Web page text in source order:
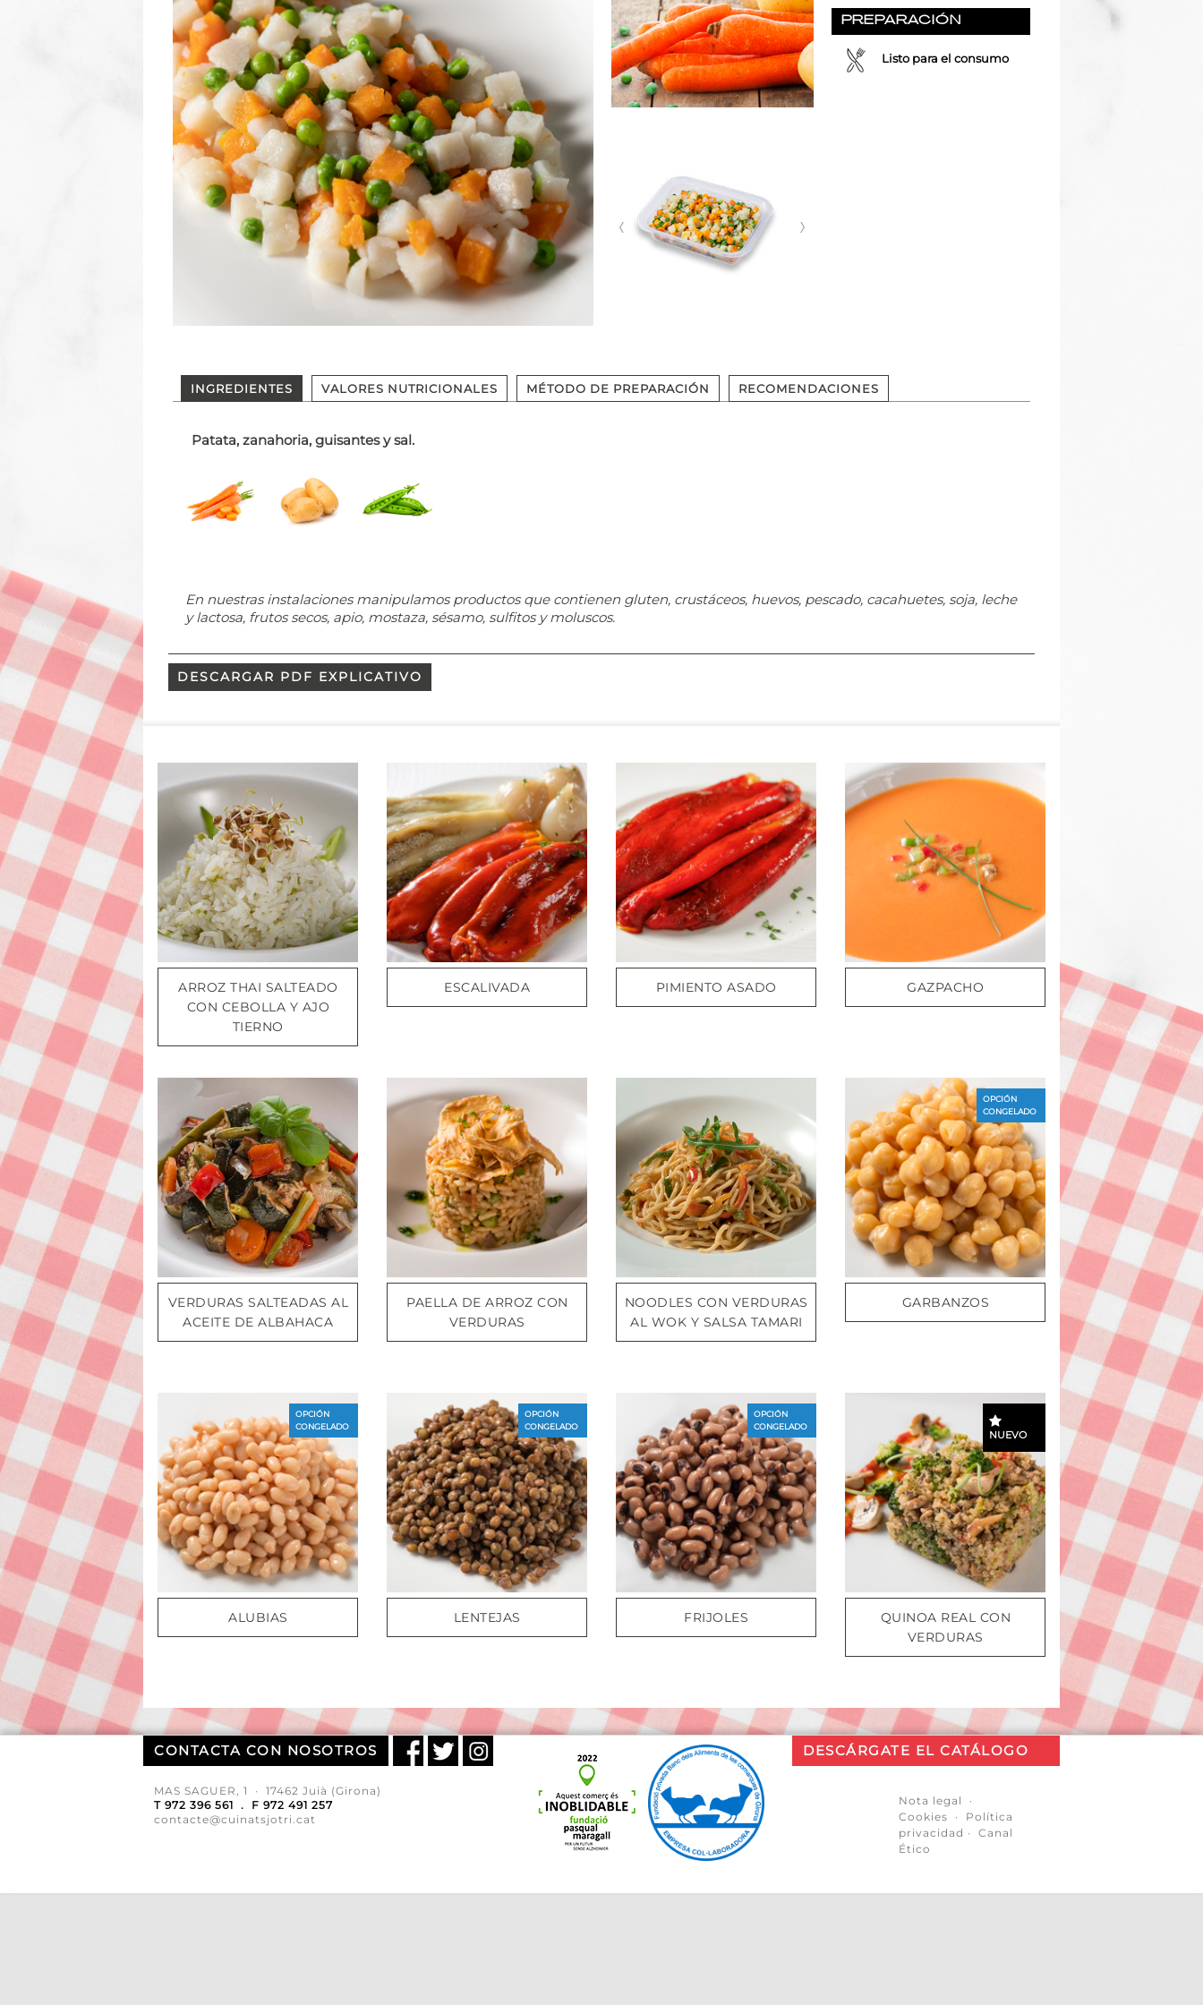
PREPARACIÓN
Listo para el consumo
INGREDIENTES VALORES NUTRICIONALES MÉTODO DE PREPARACIÓN RECOMENDACIONES
Patata, zanahoria, guisantes y sal.
En nuestras instalaciones manipulamos productos que contienen gluten, crustáceos, huevos, pescado, cacahuetes, soja, leche
y lactosa, frutos secos, apio, mostaza, sésamo, sulfitos y moluscos.
DESCARGAR PDF EXPLICATIVO
ARROZ THAI SALTEADO
CON CEBOLLA Y AJO
TIERNO
ESCALIVADA PIMIENTO ASADO GAZPACHO
VERDURAS SALTEADAS AL
ACEITE DE ALBAHACA
PAELLA DE ARROZ CON
VERDURAS
NOODLES CON VERDURAS
AL WOK Y SALSA TAMARI
GARBANZOS
OPCIÓN
CONGELADO
ALUBIAS
OPCIÓN
CONGELADO
LENTEJAS
OPCIÓN
CONGELADO
FRIJOLES
OPCIÓN
CONGELADO
QUINOA REAL CON
VERDURAS
NUEVO
CONTACTA CON NOSOTROS
MAS SAGUER, 1 · 17462 Juià (Girona)
T 972 396 561 . F 972 491 257
contacte@cuinatsjotri.cat
DESCÁRGATE EL CATÁLOGO
Nota legal
·
Cookies · Política
privacidad · Canal
Ético